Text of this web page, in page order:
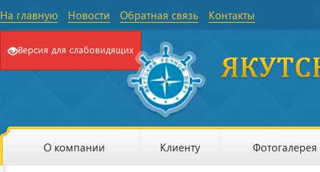
На главную Новости Обратная связь Контакты
Версия для слабовидящих
О компании Клиенту Фотогалерея